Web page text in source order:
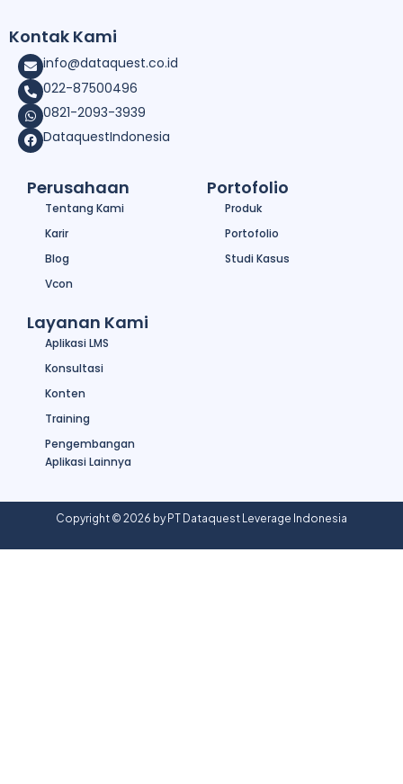
Kontak Kami
info@dataquest.co.id
022-87500496
0821-2093-3939
DataquestIndonesia
Perusahaan
Tentang Kami
Karir
Blog
Vcon
Portofolio
Produk
Portofolio
Studi Kasus
Layanan Kami
Aplikasi LMS
Konsultasi
Konten
Training
Pengembangan
Aplikasi Lainnya
Copyright © 2026 by PT Dataquest Leverage Indonesia